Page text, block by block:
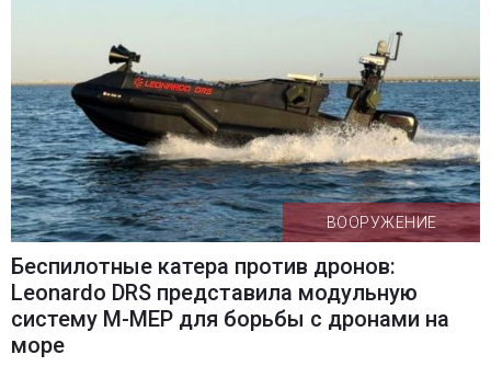
ВООРУЖЕНИЕ
Беспилотные катера против дронов:
Leonardo DRS представила модульную
систему M-MEP для борьбы с дронами на
море